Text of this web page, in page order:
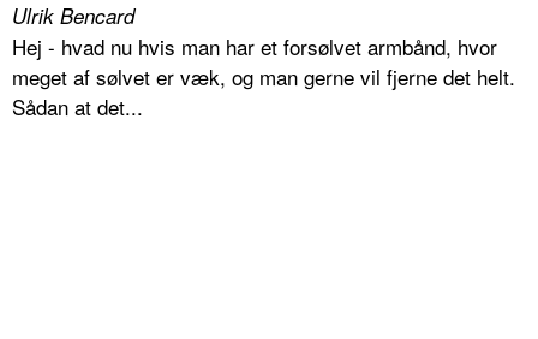
Ulrik Bencard
Hej - hvad nu hvis man har et forsølvet armbånd, hvor
meget af sølvet er væk, og man gerne vil fjerne det helt.
Sådan at det...